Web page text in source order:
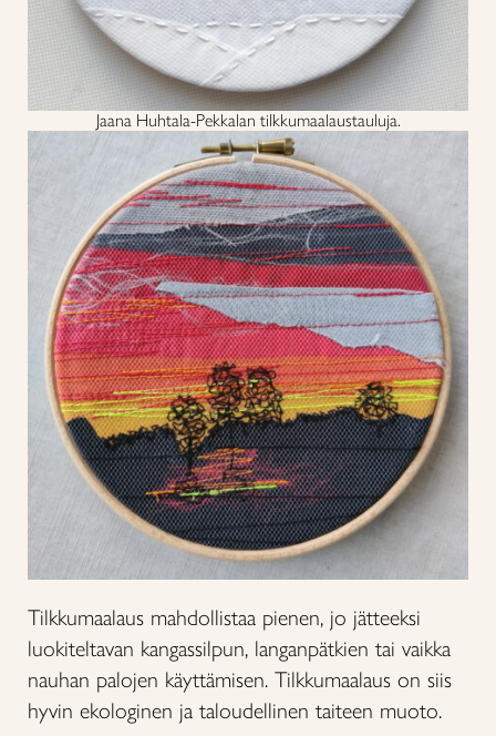
Jaana Huhtala-Pekkalan tilkkumaalaustauluja.
Tilkkumaalaus mahdollistaa pienen, jo jätteeksi
luokiteltavan kangassilpun, langanpätkien tai vaikka
nauhan palojen käyttämisen. Tilkkumaalaus on siis
hyvin ekologinen ja taloudellinen taiteen muoto.